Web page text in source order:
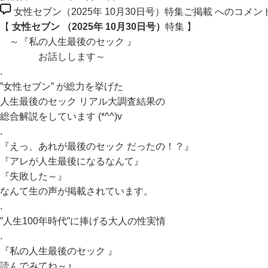
女性セブン（2025年 10月30日号）特集ご掲載 へのコメン
【 女性セブン （2025年 10月30日号） 特集 】
～『私の人生最後のセック 』
お話しします～
.
”女性セブン” が総力を挙げた
人生最後のセック リアル大調査結果の
総合解説をしています (*^^)v
.
『えっ、あれが最後のセック だったの！？』
『アレが人生最後になるなんて』
『失敗した～』
なんて生の声が掲載されています。
.
”人生100年時代”に捧げる大人の性実情
.
『私の人生最後のセック 』
読んでみてね～♪